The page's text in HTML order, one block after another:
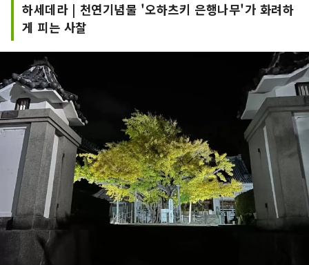
시드라와 킹드라와 같은 물 관련 포켓몬이
나루토시 에는 다른 두 곳이 있으니 꼭 찾
하세데라 | 천연기념물 '오하츠키 은행나무'가 화려하
게 피는 사찰